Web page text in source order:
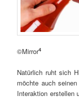
©Mirror4
Natürlich ruht sich
möchte auch
Interaktion erstellen